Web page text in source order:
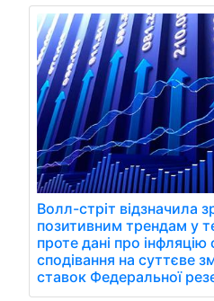
Волл-стріт відзначила
позитивним трендам у
проте дані про
сподівання на суттєве
ставок Федеральної